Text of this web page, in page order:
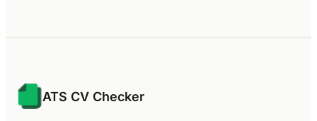
ATS CV Checker